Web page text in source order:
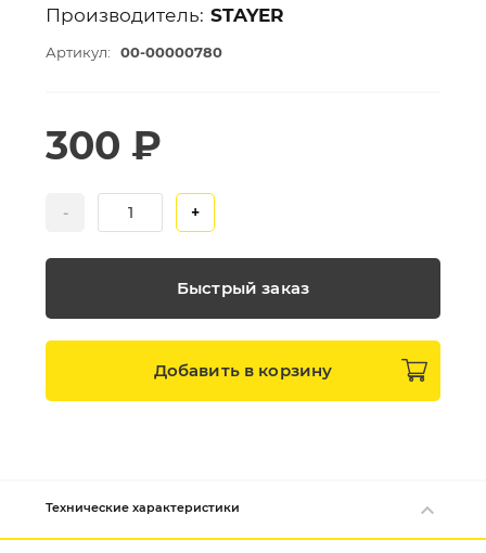
Производитель: STAYER
Артикул: 00-00000780
- +
300 ₽
Быстрый заказ
Добавить в корзину
Технические характеристики